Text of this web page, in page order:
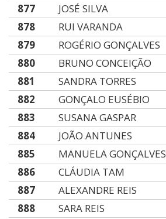
877
JOSÉ SILVA
878
RUI VARANDA
879
ROGÉRIO GONÇALVES
880
BRUNO CONCEIÇÃO
881
SANDRA TORRES
882
GONÇALO EUSÉBIO
883
SUSANA GASPAR
884
JOÃO ANTUNES
885
MANUELA GONÇALVES
886
CLÁUDIA TAM
887
ALEXANDRE REIS
888
SARA REIS